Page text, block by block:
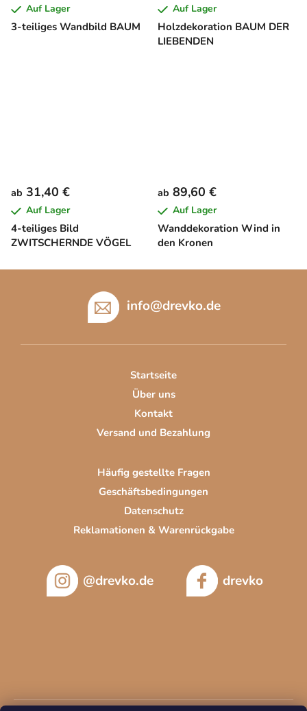
3-teiliges Wandbild BAUM
Auf Lager
Holzdekoration BAUM DER
LIEBENDEN
Auf Lager
4-teiliges Bild
ZWITSCHERNDE VÖGEL
ab 31,40 €
Auf Lager
Wanddekoration Wind in
den Kronen
ab 89,60 €
Auf Lager
info@drevko.de
Startseite
Über uns
Kontakt
Versand und Bezahlung
Häufig gestellte Fragen
Geschäftsbedingungen
Datenschutz
Reklamationen & Warenrückgabe
@drevko.de drevko